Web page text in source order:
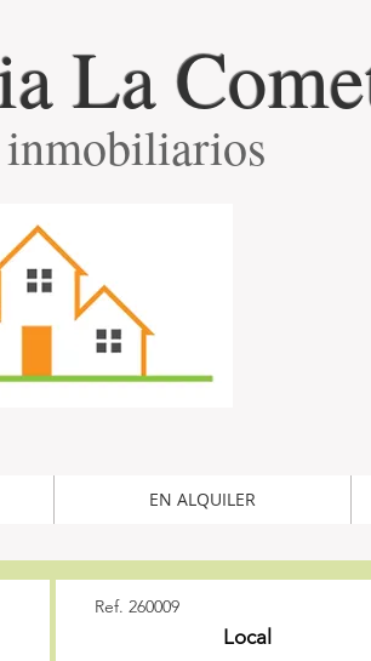
La
EN ALQUILER
Ref. 260009
Local